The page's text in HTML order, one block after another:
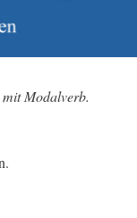
mit Modalverb.